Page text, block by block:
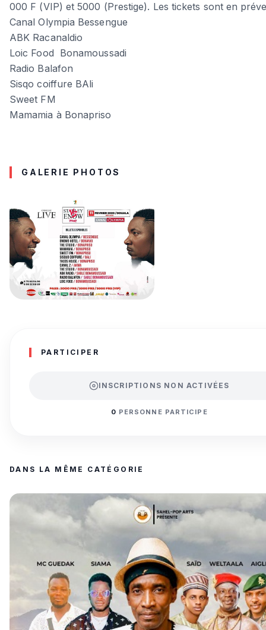
000 F (VIP) et 5000 (Prestige). Les tickets sont en
Canal Olympia Bessengue
ABK Racanaldio
Loic Food Bonamoussadi
Radio Balafon
Sisqo coiffure BAli
Sweet FM
Mamamia à Bonapriso
GALERIE PHOTOS
PARTICIPER
INSCRIPTIONS NON ACTIVÉES
0 PERSONNE PARTICIPE
DANS LA MÊME CATÉGORIE